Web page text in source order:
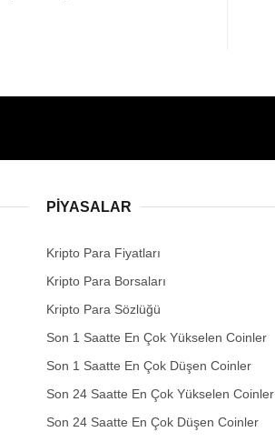
PIYASALAR
Kripto Para Fiyatları
Kripto Para Borsaları
Kripto Para Sözlüğü
Son 1 Saatte En Çok Yükselen Coinler
Son 1 Saatte En Çok Düşen Coinler
Son 24 Saatte En Çok Yükselen Coinler
Son 24 Saatte En Çok Düşen Coinler